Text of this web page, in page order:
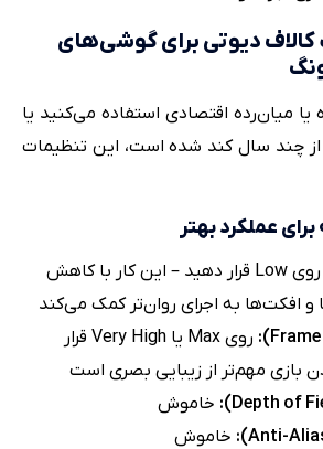
کالاف دیوتی برای گوشی‌های
یا میان‌رده‌ اقتصادی استفاده می‌کنید یا
چند سال کند شده است، این تنظیمات
روی Low قرار دهید – این کار با کاهش
و افکت‌ها به اجرای روان‌تر کمک می‌کند
روی Max یا Very High قرار
بازی مهم‌تر از زیبایی بصری است
خاموش
خاموش